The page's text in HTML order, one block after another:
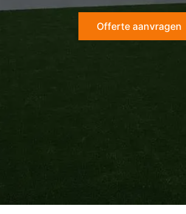
Offerte aanvragen